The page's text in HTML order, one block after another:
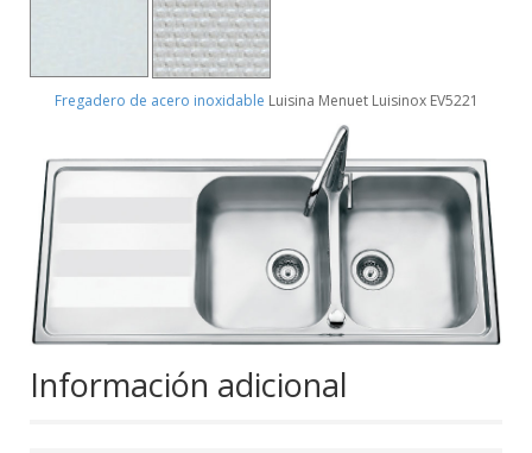
Fregadero de acero inoxidable Luisina Menuet Luisinox EV5221
Información adicional